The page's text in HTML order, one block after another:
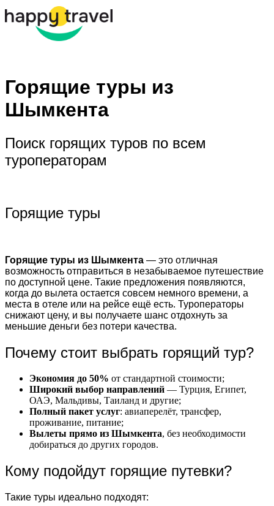
Горящие туры из
Шымкента
Поиск горящих туров по всем
туроператорам
Горящие туры
Горящие туры из Шымкента — это отличная
возможность отправиться в незабываемое путешествие
по доступной цене. Такие предложения появляются,
когда до вылета остается совсем немного времени, а
места в отеле или на рейсе ещё есть. Туроператоры
снижают цену, и вы получаете шанс отдохнуть за
меньшие деньги без потери качества.
Почему стоит выбрать горящий тур?
Экономия до 50% от стандартной стоимости;
Широкий выбор направлений — Турция, Египет,
ОАЭ, Мальдивы, Таиланд и другие;
Полный пакет услуг: авиаперелёт, трансфер,
проживание, питание;
Вылеты прямо из Шымкента, без необходимости
добираться до других городов.
Кому подойдут горящие путевки?
Такие туры идеально подходят: